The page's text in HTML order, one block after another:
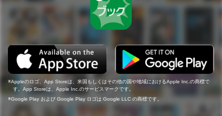
Appleのロゴ、App Storeは、米国もしくはその他の国や地域におけるApple Inc.の商標で
す。App Storeは、Apple Inc.のサービスマークです。
Google Play および Google Play ロゴは Google LLC の商標です。